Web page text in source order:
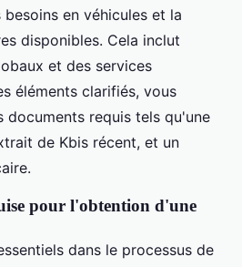
en véhicules et la
disponibles. Cela inclut
et des services
éléments clarifiés, vous
documents requis tels qu'une
de Kbis récent, et un
pour l'obtention d'une
dans le processus de